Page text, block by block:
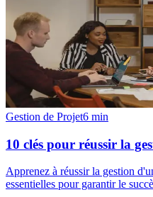
Gestion de Projet6 min
10 clés pour réussir la
Apprenez à réussir la gestion
essentielles pour garantir le